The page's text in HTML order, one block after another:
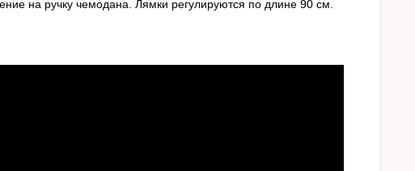
на ручку чемодана. Лямки регулируются по длине 90 см.